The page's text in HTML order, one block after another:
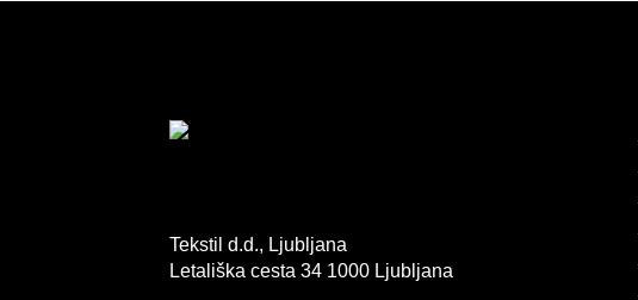
Tekstil d.d., Ljubljana
Letališka cesta 34 1000 Ljubljana